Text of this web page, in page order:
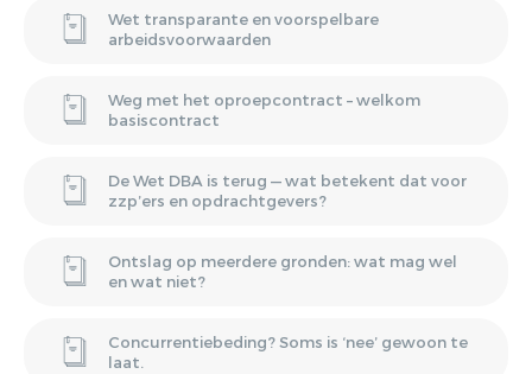
Wet transparante en voorspelbare
arbeidsvoorwaarden
Weg met het oproepcontract – welkom
basiscontract
De Wet DBA is terug — wat betekent dat voor
zzp’ers en opdrachtgevers?
Ontslag op meerdere gronden: wat mag wel
en wat niet?
Concurrentiebeding? Soms is ‘nee’ gewoon te
laat.